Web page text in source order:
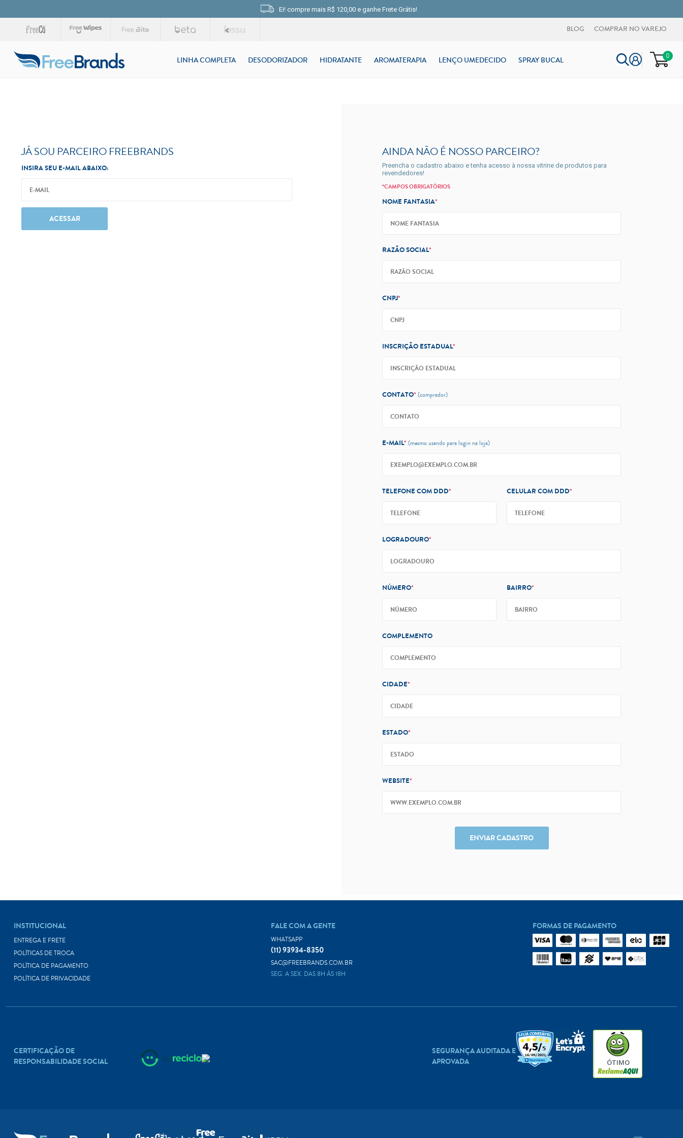
Ei! compre mais R$ 120,00e ganhe Frete Grátis!
BLOG COMPRAR NO VAREJO
LINHA COMPLETA DESODORIZADOR HIDRATANTE AROMATERAPIA LENÇO UMEDECIDO SPRAY BUCAL 0
JÁ SOU PARCEIRO FREEBRANDS
INSIRA SEU E-MAIL ABAIXO:
ACESSAR
AINDA NÃO É NOSSO PARCEIRO?
Preencha o cadastro abaixo e tenha acesso à nossa vitrine de produtos para
revendedores!
*CAMPOS OBRIGATÓRIOS
NOME FANTASIA*
RAZÃO SOCIAL*
CNPJ*
INSCRIÇÃO ESTADUAL*
CONTATO* (comprador)
E-MAIL* (mesmo usando para login na loja)
TELEFONE COM DDD* CELULAR COM DDD*
LOGRADOURO*
NÚMERO* BAIRRO*
COMPLEMENTO
CIDADE*
ESTADO*
WEBSITE*
ENVIAR CADASTRO
INSTITUCIONAL
ENTREGA E FRETE
POLÍTICAS DE TROCA
POLÍTICA DE PAGAMENTO
POLÍTICA DE PRIVACIDADE
FALE COM A GENTE
WHATSAPP
(11) 93934-8350
SAC@FREEBRANDS.COM.BR
SEG. A SEX. DAS 8H ÀS 18H
FORMAS DE PAGAMENTO
CERTIFICAÇÃO DE
RESPONSABILIDADE SOCIAL
SEGURANÇA AUDITADA E
APROVADA
ÓTIMO